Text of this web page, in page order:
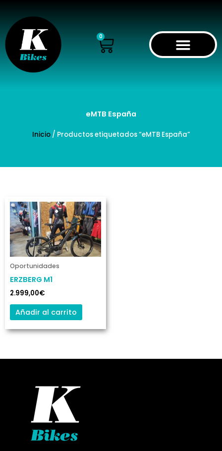
contenido
0
Cart
eMTB España
Inicio/ Productos etiquetados “eMTB España”
Oportunidades
ERZBERG M1
2.999,00€
Añadir al carrito